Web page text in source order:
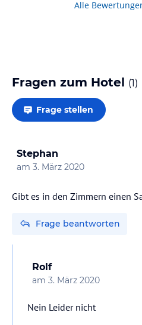
Alle
Fragen zum Hotel (1)
Frage stellen
Stephan
am 3. März 2020
Gibt es in den Zimmern einen
Frage beantworten
Rolf
am 3. März 2020
Nein Leider nicht